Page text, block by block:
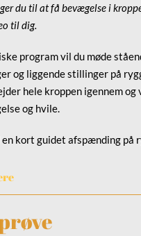
du til at få bevægelse i
til dig.
program vil du møde
og liggende stillinger på
hele kroppen igennem og
og hvile.
kort guidet afspænding på